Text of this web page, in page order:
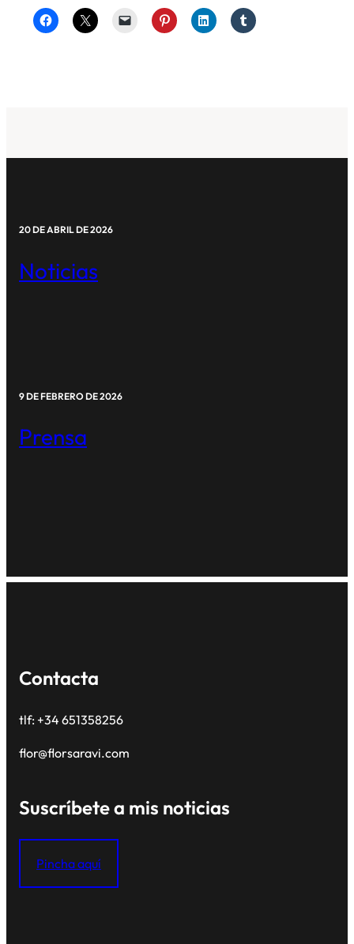
20 DE ABRIL DE 2026
Noticias
9 DE FEBRERO DE 2026
Prensa
Contacta
tlf: +34 651358256
flor@florsaravi.com
Suscríbete a mis noticias
Pincha aquí